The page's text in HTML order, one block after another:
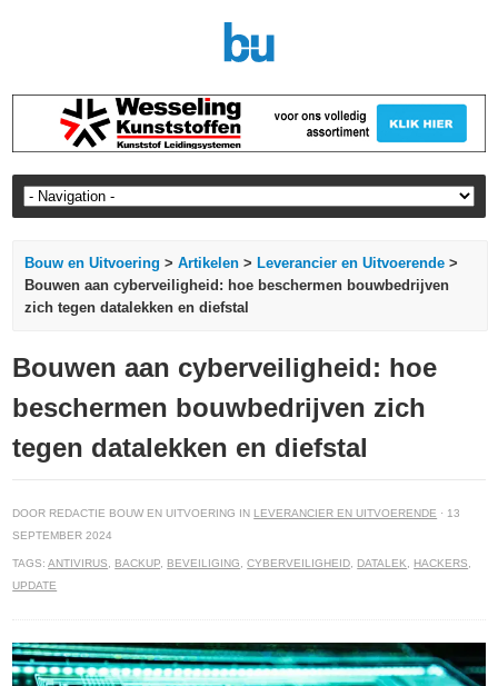
Bouw en Uitvoering >Artikelen > Leverancier en Uitvoerende >
Bouwen aan cyberveiligheid: hoe beschermen bouwbedrijven
zich tegen datalekken en diefstal
Bouwen aan cyberveiligheid: hoe
beschermen bouwbedrijven zich
tegen datalekken en diefstal
DOOR REDACTIE BOUW EN UITVOERING IN LEVERANCIER EN UITVOERENDE · 13
SEPTEMBER 2024
TAGS:ANTIVIRUS, BACKUP, BEVEILIGING,CYBERVEILIGHEID, DATALEK, HACKERS,
UPDATE